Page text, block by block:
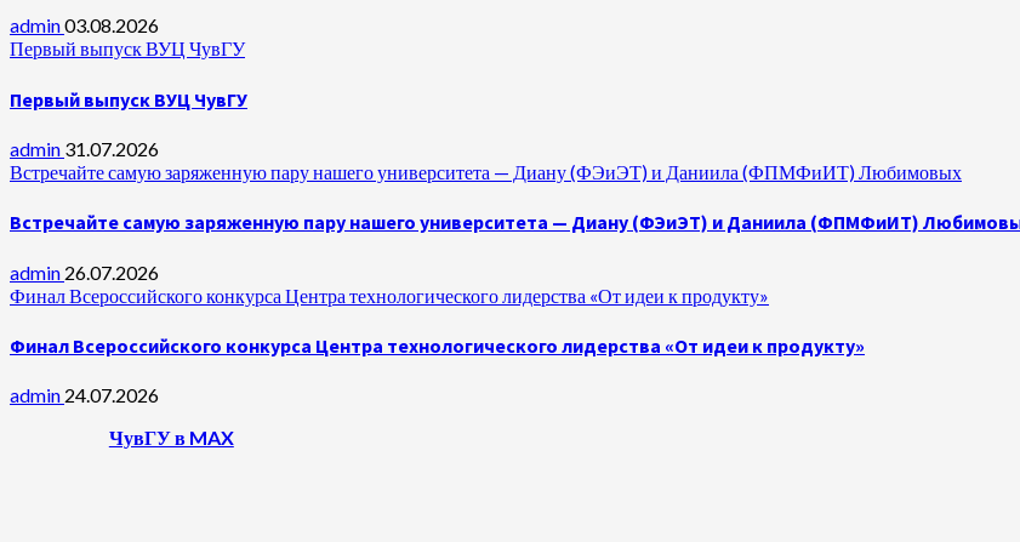
admin03.08.2026
Первый выпуск ВУЦ ЧувГУ
Первый выпуск ВУЦ ЧувГУ
admin 31.07.2026
Встречайте самую заряженную пару нашего университета — Диану (ФЭиЭТ) и Даниила (ФПМФиИТ) Любимовых
Встречайте самую заряженную пару нашего университета — Диану (ФЭиЭТ) и Даниила (ФПМФиИТ)
admin 26.07.2026
Финал Всероссийского конкурса Центра технологического лидерства «От идеи к продукту»
Финал Всероссийского конкурса Центра технологического лидерства «От идеи к продукту»
admin 24.07.2026
ЧувГУ в MAX